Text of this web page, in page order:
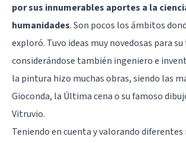
por sus innumerables aportes a la
humanidades. Son pocos los ámbitos
exploró. Tuvo ideas muy novedosas para
considerándose también ingeniero e
la pintura hizo muchas obras, siendo las
Gioconda, la Última cena o su famoso
Vitruvio.
Teniendo en cuenta y valorando diferentes